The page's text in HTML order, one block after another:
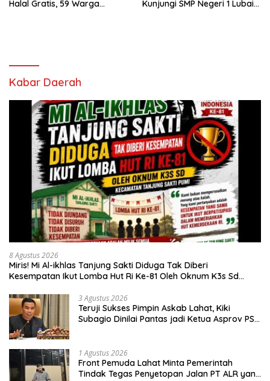
Halal Gratis, 59 Warga
Kunjungi SMP Negeri 1 Lubai
Kabar Daerah
8 Agustus 2026
Miris! Mi Al-ikhlas Tanjung Sakti Diduga Tak Diberi
Kesempatan Ikut Lomba Hut Ri Ke-81 Oleh Oknum K3s Sd
3 Agustus 2026
Teruji Sukses Pimpin Askab Lahat, Kiki
Subagio Dinilai Pantas jadi Ketua Asprov PSSI
1 Agustus 2026
Front Pemuda Lahat Minta Pemerintah
Tindak Tegas Penyetopan Jalan PT ALR yang